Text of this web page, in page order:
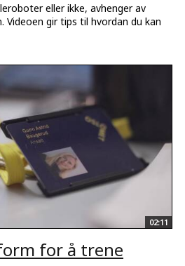
eller ikke, avhenger av
Videoen gir tips til hvordan du kan
02:11
for å trene